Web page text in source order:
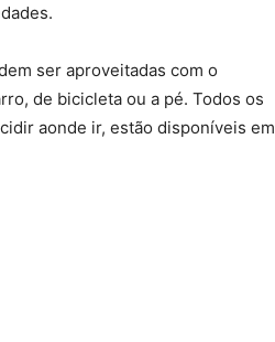
ser aproveitadas com o
de bicicleta ou a pé. Todos os
aonde ir, estão disponíveis em